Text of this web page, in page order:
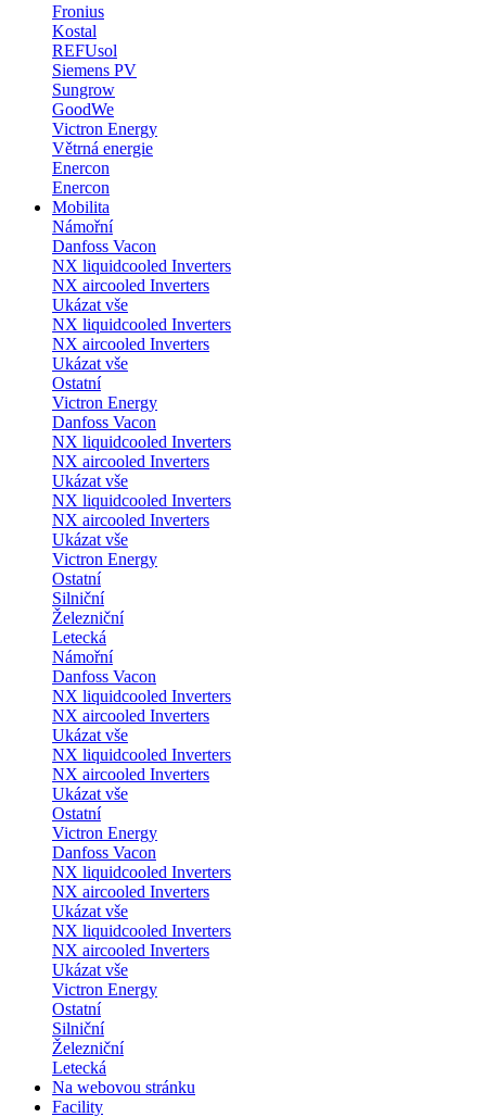
Fronius
Kostal
REFUsol
Siemens PV
Sungrow
GoodWe
Victron Energy
Větrná energie
Enercon
Enercon
Mobilita
Námořní
Danfoss Vacon
NX liquidcooled Inverters
NX aircooled Inverters
Ukázat vše
NX liquidcooled Inverters
NX aircooled Inverters
Ukázat vše
Ostatní
Victron Energy
Danfoss Vacon
NX liquidcooled Inverters
NX aircooled Inverters
Ukázat vše
NX liquidcooled Inverters
NX aircooled Inverters
Ukázat vše
Victron Energy
Ostatní
Silniční
Železniční
Letecká
Námořní
Danfoss Vacon
NX liquidcooled Inverters
NX aircooled Inverters
Ukázat vše
NX liquidcooled Inverters
NX aircooled Inverters
Ukázat vše
Ostatní
Victron Energy
Danfoss Vacon
NX liquidcooled Inverters
NX aircooled Inverters
Ukázat vše
NX liquidcooled Inverters
NX aircooled Inverters
Ukázat vše
Victron Energy
Ostatní
Silniční
Železniční
Letecká
Na webovou stránku
Facility